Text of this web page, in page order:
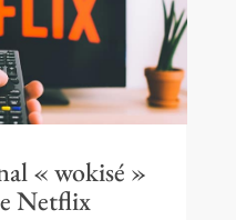
« wokisé »
Netflix